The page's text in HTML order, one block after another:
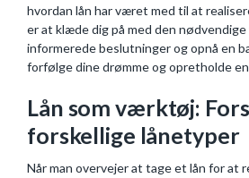
hvordan lån har været med til at
er at klæde dig på med den nødvendige
informerede beslutninger og opnå en
forfølge dine drømme og opretholde
Lån som værktøj:
forskellige lånetyper
Når man overvejer at tage et lån for at